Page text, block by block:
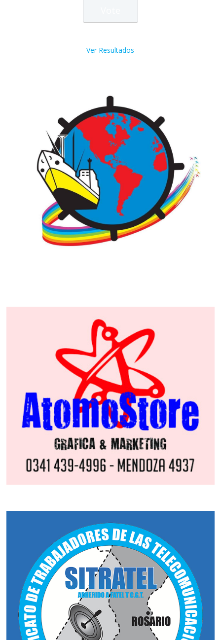
Ver Resultados